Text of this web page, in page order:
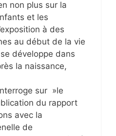
non plus sur la
et les
à des
au début de la vie
développe dans
la naissance,
sur »le
du rapport
avec la
de